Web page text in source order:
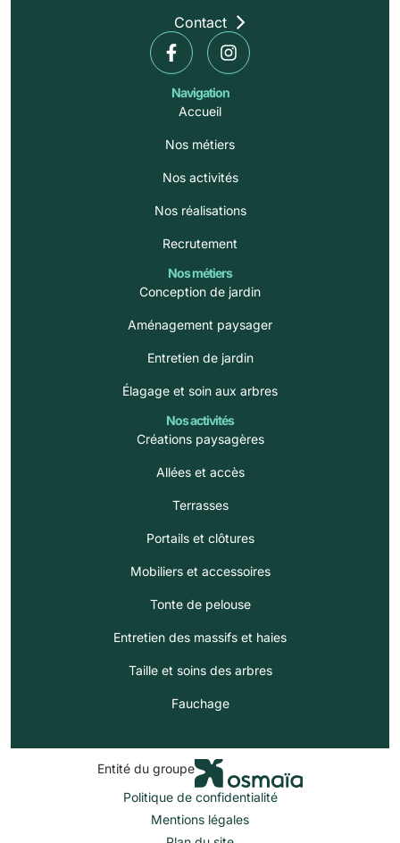
Contact
Navigation
Accueil
Nos métiers
Nos activités
Nos réalisations
Recrutement
Nos métiers
Conception de jardin
Aménagement paysager
Entretien de jardin
Élagage et soin aux arbres
Nos activités
Créations paysagères
Allées et accès
Terrasses
Portails et clôtures
Mobiliers et accessoires
Tonte de pelouse
Entretien des massifs et haies
Taille et soins des arbres
Fauchage
Entité du groupe
Politique de confidentialité
Mentions légales